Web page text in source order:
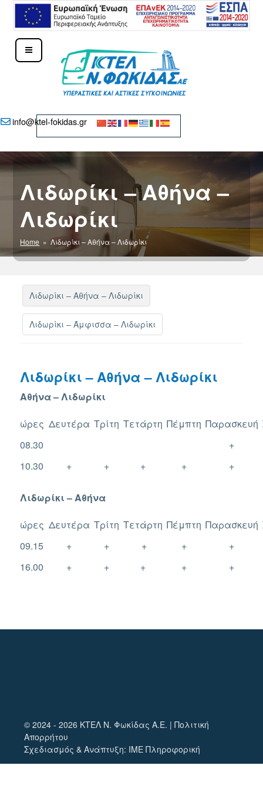
Μετάβαση
ΚΤΕΛ Ν. ΦΩΚΊΔΑΣ – ΔΕΛΦΟΊ
info@ktel-fokidas.gr
Λιδωρίκι – Αθήνα –
Λιδωρίκι
Home » Λιδωρίκι – Αθήνα – Λιδωρίκι
Λιδωρίκι – Αθήνα – Λιδωρίκι
Λιδωρίκι – Άμφισσα – Λιδωρίκι
Λιδωρίκι – Αθήνα – Λιδωρίκι
Αθήνα – Λιδωρίκι
ώρες Δευτέρα Τρίτη Τετάρτη Πέμπτη Παρασκευή
08.30
+
10.30
+ + + + +
Λιδωρίκι – Αθήνα
ώρες Δευτέρα Τρίτη Τετάρτη Πέμπτη Παρασκευή
09.15
+ + + +
+
16.00
+ + + + +
© 2024 - 2026 ΚΤΕΛ Ν. Φωκίδας Α.Ε. |Πολιτική
Απορρήτου
Σχεδιασμός & Ανάπτυξη: ΙΜΕ Πληροφορική